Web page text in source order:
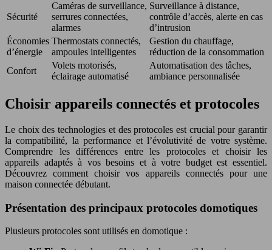
Sécurité
Caméras de surveillance,
serrures connectées,
alarmes
Surveillance à distance,
contrôle d’accès, alerte en cas
d’intrusion
Économies
d’énergie
Thermostats connectés,
ampoules intelligentes
Gestion du chauffage,
réduction de la consommation
Confort
Volets motorisés,
éclairage automatisé
Automatisation des tâches,
ambiance personnalisée
Choisir appareils connectés et protocoles
Le choix des technologies et des protocoles est crucial pour garantir
la compatibilité, la performance et l’évolutivité de votre système.
Comprendre les différences entre les protocoles et choisir les
appareils adaptés à vos besoins et à votre budget est essentiel.
Découvrez comment choisir vos appareils connectés pour une
maison connectée débutant.
Présentation des principaux protocoles domotiques
Plusieurs protocoles sont utilisés en domotique :